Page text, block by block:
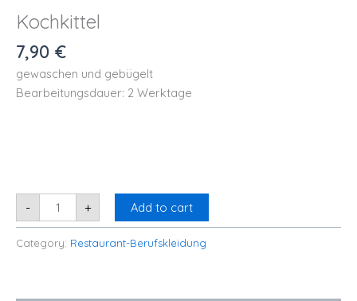
Kochkittel
7,90 €
gewaschen und gebügelt
Bearbeitungsdauer: 2 Werktage
- + Add to cart
Category: Restaurant-Berufskleidung